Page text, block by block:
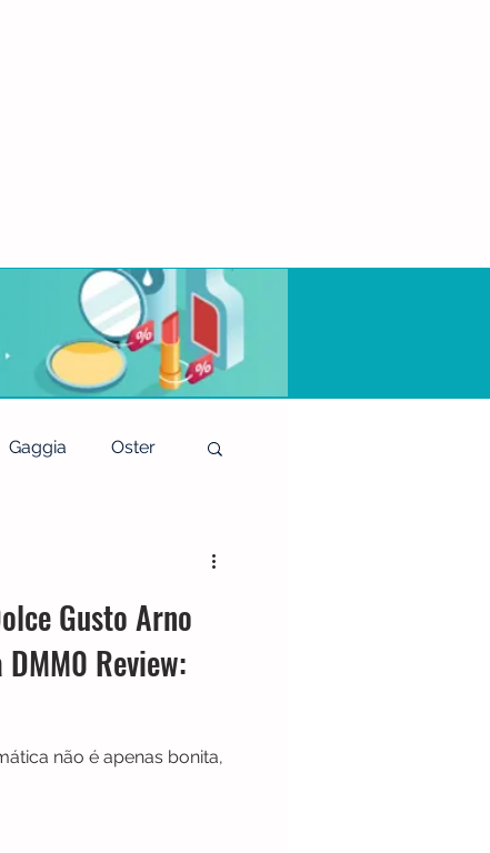
Gaggia Oster
Moedor
Gusto Arno
Review:
não é apenas bonita,